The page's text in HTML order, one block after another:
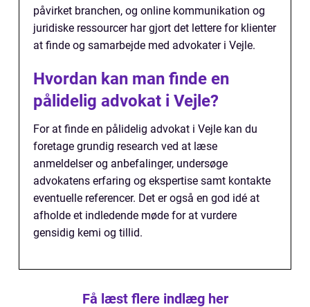
påvirket branchen, og online kommunikation og
juridiske ressourcer har gjort det lettere for klienter
at finde og samarbejde med advokater i Vejle.
Hvordan kan man finde en
pålidelig advokat i Vejle?
For at finde en pålidelig advokat i Vejle kan du
foretage grundig research ved at læse
anmeldelser og anbefalinger, undersøge
advokatens erfaring og ekspertise samt kontakte
eventuelle referencer. Det er også en god idé at
afholde et indledende møde for at vurdere
gensidig kemi og tillid.
Få læst flere indlæg her